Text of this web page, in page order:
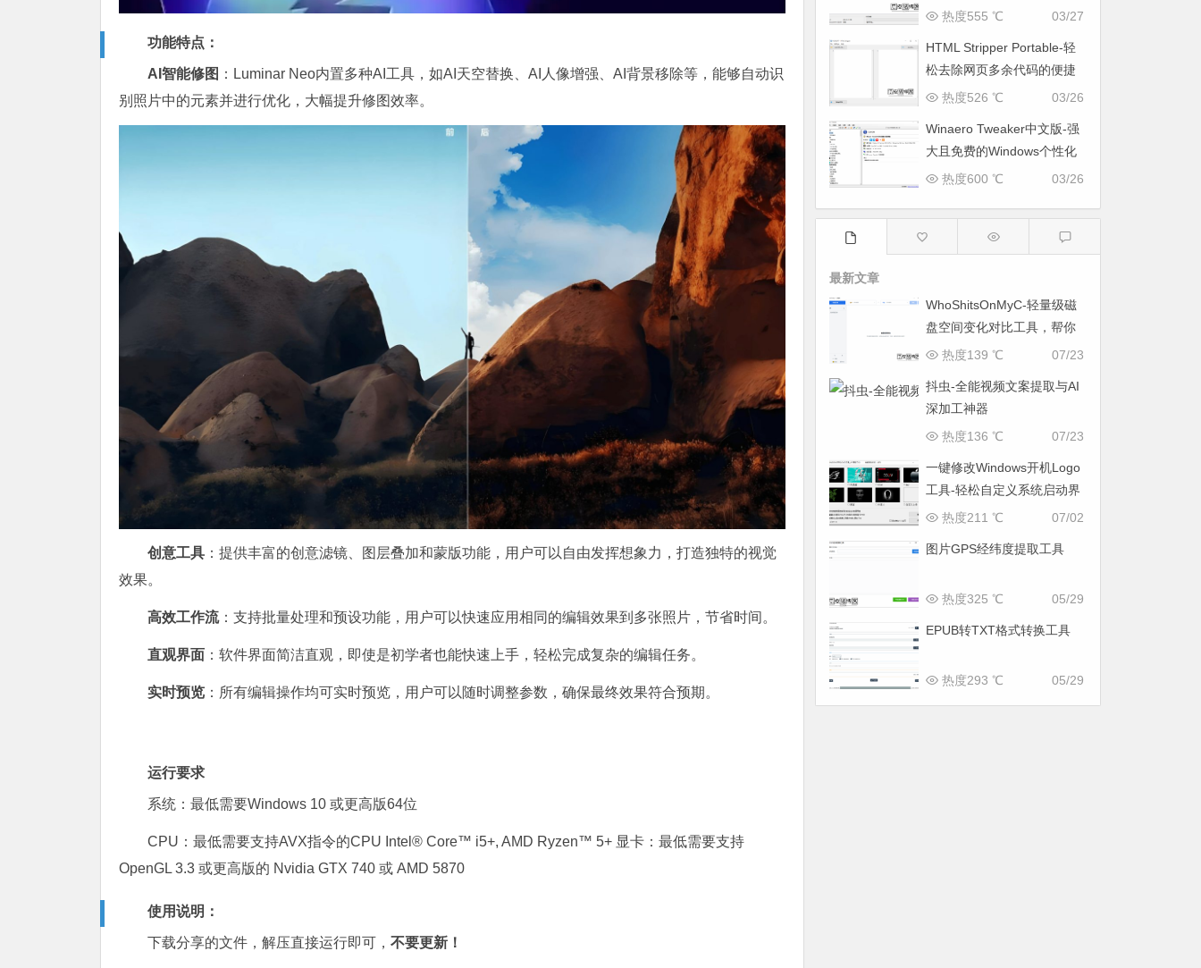
功能特点：
AI智能修图 ：Luminar Neo内置多种AI工具，如AI天空替换、AI人像增强、AI背景移除等，能够自动识
别照片中的元素并进行优化，大幅提升修图效率。
创意工具 ：提供丰富的创意滤镜、图层叠加和蒙版功能，用户可以自由发挥想象力，打造独特的视觉
效果。
高效工作流：支持批量处理和预设功能，用户可以快速应用相同的编辑效果到多张照片，节省时间。
直观界面 ：软件界面简洁直观，即使是初学者也能快速上手，轻松完成复杂的编辑任务。
实时预览 ：所有编辑操作均可实时预览，用户可以随时调整参数，确保最终效果符合预期。
运行要求
系统：最低需要Windows 10 或更高版64位
CPU：最低需要支持AVX指令的CPU Intel® Core™ i5+, AMD Ryzen™ 5+ 显卡：最低需要支持
OpenGL 3.3 或更高版的 Nvidia GTX 740 或 AMD 5870
使用说明：
下载分享的文件，解压直接运行即可， 不要更新！
03/27
热度555 ℃
HTML Stripper Portable-轻
松去除网页多余代码的便捷
工具
03/26
热度526 ℃
Winaero Tweaker中文版-强
大且免费的Windows个性化
与系统优化工具
03/26
热度600 ℃
最新文章
WhoShitsOnMyC-轻量级磁
盘空间变化对比工具，帮你
找出“吃掉”空间的罪魁祸首
07/23
热度139 ℃
抖虫-全能视频文案提取与AI
深加工神器
07/23
热度136 ℃
一键修改Windows开机Logo
工具-轻松自定义系统启动界
面
07/02
热度211 ℃
图片GPS经纬度提取工具
05/29
热度325 ℃
EPUB转TXT格式转换工具
05/29
热度293 ℃